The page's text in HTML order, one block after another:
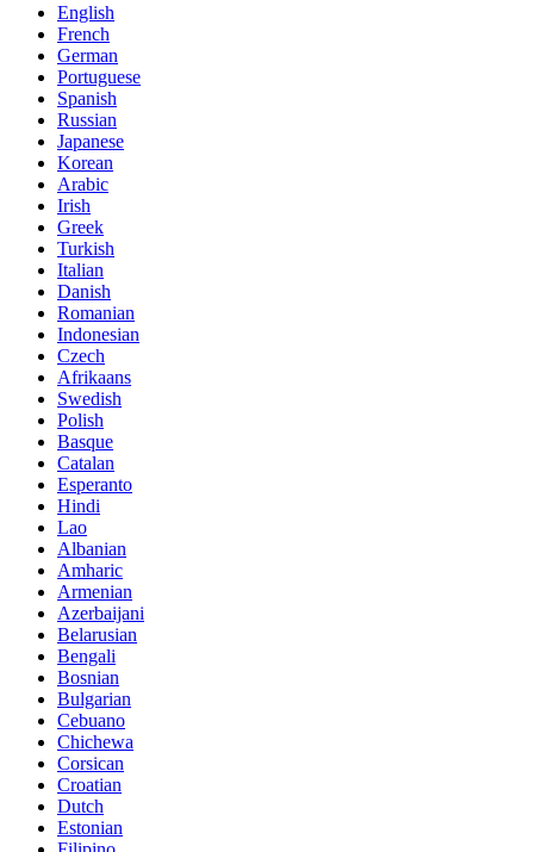
English
French
German
Portuguese
Spanish
Russian
Japanese
Korean
Arabic
Irish
Greek
Turkish
Italian
Danish
Romanian
Indonesian
Czech
Afrikaans
Swedish
Polish
Basque
Catalan
Esperanto
Hindi
Lao
Albanian
Amharic
Armenian
Azerbaijani
Belarusian
Bengali
Bosnian
Bulgarian
Cebuano
Chichewa
Corsican
Croatian
Dutch
Estonian